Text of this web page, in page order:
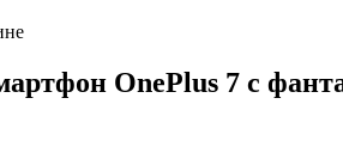
OnePlus 7 с